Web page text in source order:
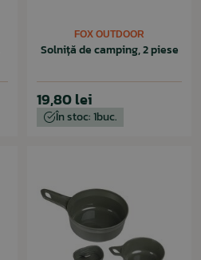
FOX OUTDOOR
Solniță de camping, 2 piese
19,80 lei
În stoc: 1buc.